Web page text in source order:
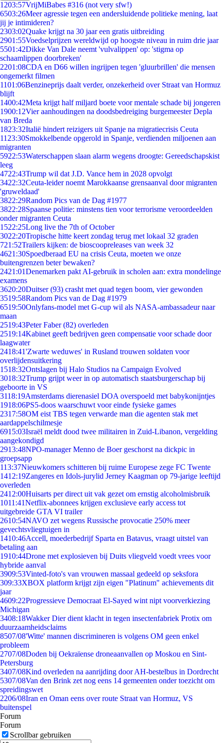
1203:57VrijMiBabes #316 (not very sfw!)
6503:26Meer agressie tegen een andersluidende politieke mening, laat
jij je intimideren?
2303:02Quake krijgt na 30 jaar een gratis uitbreiding
2901:55Voedselprijzen wereldwijd op hoogste niveau in ruim drie jaar
5501:42Dikke Van Dale neemt 'vulvalippen' op: 'stigma op
schaamlippen doorbreken'
2201:08CDA en D66 willen ingrijpen tegen 'gluurbrillen' die mensen
ongemerkt filmen
1101:06Benzineprijs daalt verder, onzekerheid over Straat van Hormuz
blijft
1400:42Meta krijgt half miljard boete voor mentale schade bij jongeren
1900:12Vier aanhoudingen na doodsbedreiging burgemeester Depla
van Breda
1823:32Italië hindert reizigers uit Spanje na migratiecrisis Ceuta
11 23:30Smokkelbende opgerold in Spanje, verdienden miljoenen aan
migranten
5922:53Waterschappen slaan alarm wegens droogte: Gereedschapskist
leeg
4722:43Trump wil dat J.D. Vance hem in 2028 opvolgt
3422:32Ceuta-leider noemt Marokkaanse grensaanval door migranten
'gruweldaad'
3822:29Random Pics van de Dag #1977
3822:28Spaanse politie: minstens tien voor terrorisme veroordeelden
onder migranten Ceuta
1522:25Long live the 7th of October
3022:20Tropische hitte keert zondag terug met lokaal 32 graden
721:52Trailers kijken: de bioscoopreleases van week 32
4621:30Spoedberaad EU na crisis Ceuta, moeten we onze
buitengrenzen beter bewaken?
2421:01Denemarken pakt AI-gebruik in scholen aan: extra mondelinge
examens
3620:20Duitser (93) crasht met quad tegen boom, vier gewonden
3519:58Random Pics van de Dag #1979
6519:50Onlyfans-model met G-cup wil als NASA-ambassadeur naar
maan
2519:43Peter Faber (82) overleden
2519:14Kabinet geeft bedrijven geen compensatie voor schade door
laagwater
2418:41'Zwarte weduwes' in Rusland trouwen soldaten voor
overlijdensuitkering
1518:32Ontslagen bij Halo Studios na Campaign Evolved
3018:32Trump grijpt weer in op automatisch staatsburgerschap bij
geboorte in VS
3118:19Amsterdams dierenasiel DOA overspoeld met babykonijntjes
1918:06PS5-doos waarschuwt voor einde fysieke games
2317:58OM eist TBS tegen verwarde man die agenten stak met
aardappelschilmesje
6915:03Israël meldt dood twee militairen in Zuid-Libanon, vergelding
aangekondigd
2913:48NPO-manager Menno de Boer geschorst na dickpic in
groepsapp
113:37Nieuwkomers schitteren bij ruime Europese zege FC Twente
1412:19Zangeres en Idols-jurylid Jerney Kaagman op 79-jarige leeftijd
overleden
2412:00Huisarts per direct uit vak gezet om ernstig alcoholmisbruik
1011:41Netflix-abonnees krijgen exclusieve early access tot
uitgebreide GTA VI trailer
2610:54NAVO zet wegens Russische provocatie 250% meer
gevechtsvliegtuigen in
1410:46Accell, moederbedrijf Sparta en Batavus, vraagt uitstel van
betaling aan
1910:44Drone met explosieven bij Duits vliegveld voedt vrees voor
hybride aanval
3909:53Vinted-foto's van vrouwen massaal gedeeld op seksfora
309:33XBOX platform krijgt zijn eigen "Platinum" achievements dit
jaar
4609:22Progressieve Democraat El-Sayed wint nipt voorverkiezing
Michigan
3408:18Wakker Dier dient klacht in tegen insectenfabriek Protix om
duurzaamheidsclaims
8507/08'Witte' mannen discrimineren is volgens OM geen enkel
probleem
2707/08Doden bij Oekraïense droneaanvallen op Moskou en Sint-
Petersburg
3407/08Kind overleden na aanrijding door AH-bestelbus in Dordrecht
5307/08Van den Brink zet nog eens 14 gemeenten onder toezicht om
spreidingswet
2206/08Iran en Oman eens over route Straat van Hormuz, VS
buitenspel
Forum
Forum
Scrollbar gebruiken